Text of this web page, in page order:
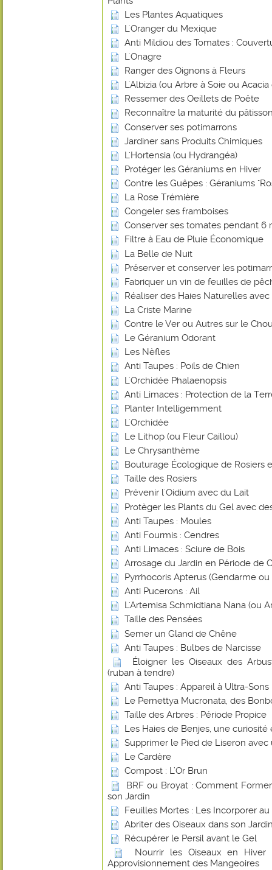
Les Plantes Aquatiques
L'Oranger du Mexique
Anti Mildiou des Tomates :
L'Onagre
Ranger des Oignons à Fleurs
L'Albizia (ou Arbre à Soie ou
Ressemer des Oeillets de Poête
Reconnaître la maturité du
Conserver ses potimarrons
Jardiner sans Produits Chimiques
L'Hortensia (ou Hydrangéa)
Protéger les Géraniums en Hiver
Contre les Guêpes : Géraniums
La Rose Trémière
Congeler ses framboises
Conserver ses tomates pendant 6
Filtre à Eau de Pluie Économique
La Belle de Nuit
Préserver et conserver les
Fabriquer un vin de feuilles de
Réaliser des Haies Naturelles
La Criste Marine
Contre le Ver ou Autres sur le
Le Géranium Odorant
Les Nèfles
Anti Taupes : Poils de Chien
L'Orchidée Phalaenopsis
Anti Limaces : Protection de la
Planter Intelligemment
L'Orchidée
Le Lithop (ou Fleur Caillou)
Le Chrysanthème
Bouturage Écologique de Rosiers
Taille des Rosiers
Prévenir l'Oidium avec du Lait
Protèger les Plants du Gel avec
Anti Taupes : Moules
Anti Fourmis : Cendres
Anti Limaces : Sciure de Bois
Arrosage du Jardin en Période de
Pyrrhocoris Apterus (Gendarme ou
Anti Pucerons : Ail
L'Artemisa Schmidtiana Nana (ou
Taille des Pensées
Semer un Gland de Chêne
Anti Taupes : Bulbes de Narcisse
Éloigner les Oiseaux des
(ruban à tendre)
Anti Taupes : Appareil à Ultra-Sons
Le Pernettya Mucronata, des
Taille des Arbres : Période Propice
Les Haies de Benjes, une
Supprimer le Pied de Liseron
Le Cardère
Compost : L’Or Brun
BRF ou Broyat : Comment
son Jardin
Feuilles Mortes : Les Incorporer
Abriter des Oiseaux dans son
Récupérer le Persil avant le Gel
Nourrir les Oiseaux en
Approvisionnement des Mangeoires